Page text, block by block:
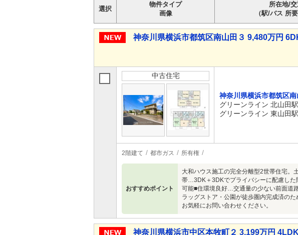
選択
物件タイプ
画像
所在地/
（駅/バス 所要
神奈川県横浜市都筑区南山田３ 9,480万円
中古住宅
神奈川県横浜市都筑区南
グリーンライン 北山田
グリーンライン 東山田
2階建て 都市ガス 所有権
おすすめポイント
大和ハウス施工の完全分離型2世帯住宅。
帯…3DK＋3DKでプライバシーに配慮し
可能■住環境良好…交通量の少ない前面道
ラッグストア・公園が徒歩圏内完成済の
お気軽にお問い合わせください。
神奈川県横浜市中区本牧町２ 3,199万円 4LDK